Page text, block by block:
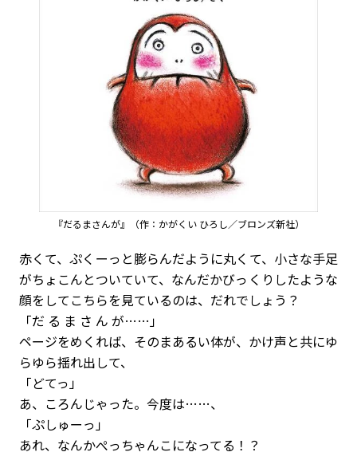
『だるまさんが』（作：かがくい ひろし／ブロンズ新社）
赤くて、ぷくーっと膨らんだように丸くて、小さな手足
がちょこんとついていて、なんだかびっくりしたような
顔をしてこちらを見ているのは、だれでしょう？
「だ る ま さ ん が……」
ページをめくれば、そのまあるい体が、かけ声と共にゆ
らゆら揺れ出して、
「どてっ」
あ、ころんじゃった。今度は……、
「ぷしゅーっ」
あれ、なんかぺっちゃんこになってる！？